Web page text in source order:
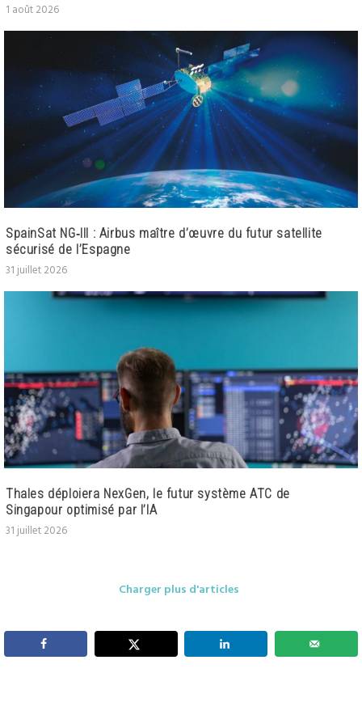
1 août 2026
SpainSat NG‑III : Airbus maître d’œuvre du futur satellite
sécurisé de l’Espagne
31 juillet 2026
Thales déploiera NexGen, le futur système ATC de
Singapour optimisé par l’IA
31 juillet 2026
Charger plus d'articles